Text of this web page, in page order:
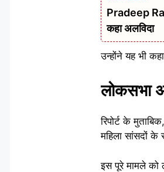
Pradeep
कहा अलविदा
उन्होंने यह भी
लोकसभा
रिपोर्ट के
महिला सांसदों के
इस पूरे मामले को